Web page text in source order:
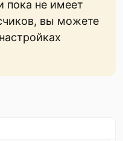
пока не имеет
вы можете